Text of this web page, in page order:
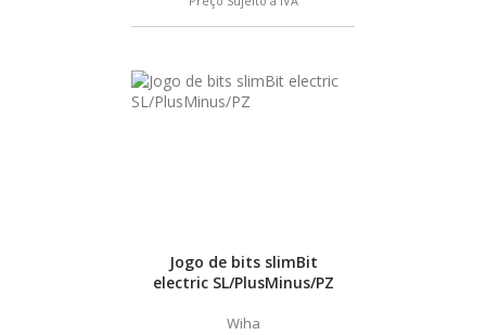
Jogo de bits slimBit
electric SL/PlusMinus/PZ
Wiha